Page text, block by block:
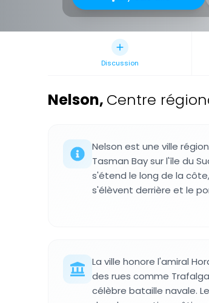
Discussion
Nelson, Centre
Nelson est une ville
Tasman Bay sur l'île du
s'étend le long de la
s'élèvent derrière et le
La ville honore l'amiral
des rues comme
célèbre bataille navale.